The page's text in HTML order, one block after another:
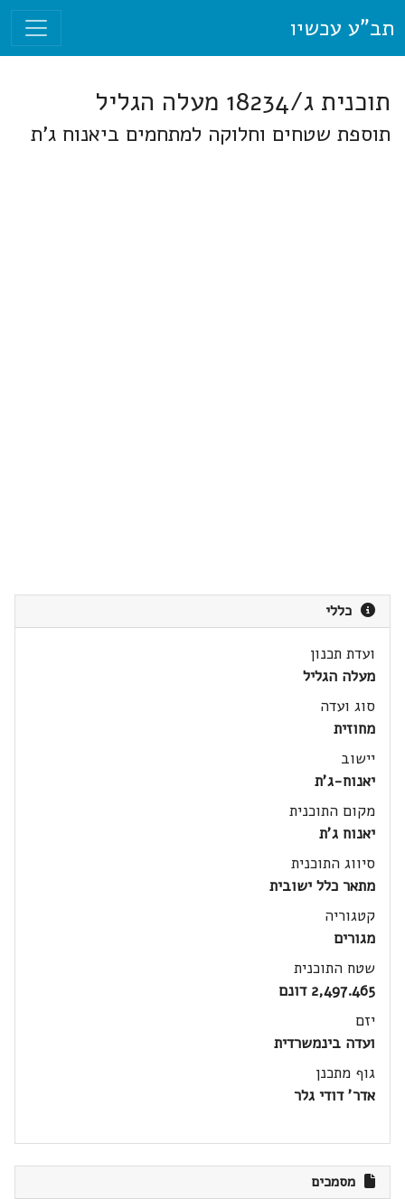
תב"ע עכשיו
תוכנית ג/18234 מעלה הגליל
תוספת שטחים וחלוקה למתחמים ביאנוח ג'ת
כללי
ועדת תכנון
מעלה הגליל
סוג ועדה
מחוזית
יישוב
יאנוח-ג'ת
מקום התוכנית
יאנוח ג'ת
סיווג התוכנית
מתאר כלל ישובית
קטגוריה
מגורים
שטח התוכנית
2,497.465 דונם
יזם
ועדה בינמשרדית
גוף מתכנן
אדר' דודי גלר
מסמכים